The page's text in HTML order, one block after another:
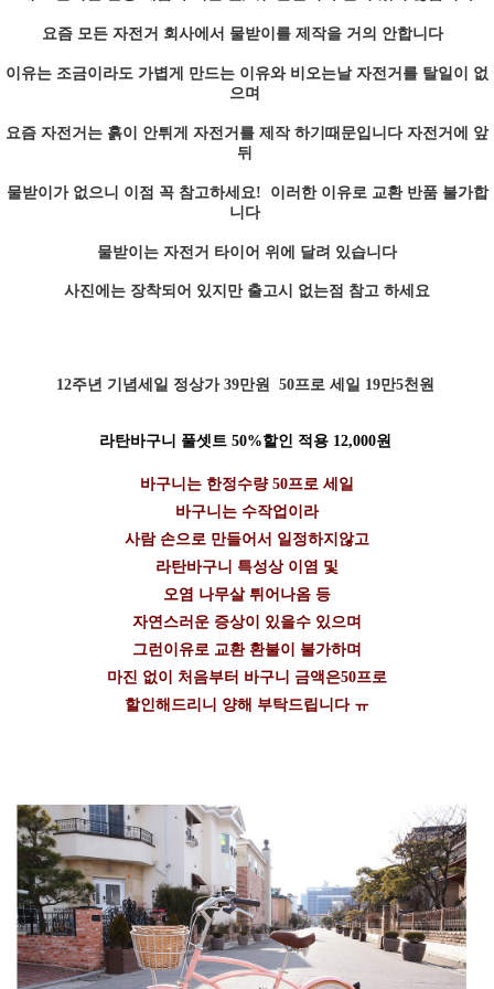
요즘 모든 자전거 회사에서 물받이를 제작을 거의 안합니다
이유는 조금이라도 가볍게 만드는 이유와 비오는날 자전거를 탈일이 없
으며
요즘 자전거는 흙이 안튀게 자전거를 제작 하기때문입니다 자전거에 앞
뒤
물받이가 없으니 이점 꼭 참고하세요! 이러한 이유로 교환 반품 불가합
니다
물받이는 자전거 타이어 위에 달려 있습니다
사진에는 장착되어 있지만 출고시 없는점 참고 하세요
12주년 기념세일 정상가 39만원 50프로 세일 19만5천원
라탄바구니 풀셋트 50%할인 적용 12,000원
바구니는 한정수량 50프로 세일
바구니는 수작업이라
사람 손으로 만들어서 일정하지않고
라탄바구니 특성상 이염 및
오염 나무살 튀어나옴 등
자연스러운 증상이 있을수 있으며
그런이유로 교환 환불이 불가하며
마진 없이 처음부터 바구니 금액은50프로
할인해드리니 양해 부탁드립니다 ㅠ